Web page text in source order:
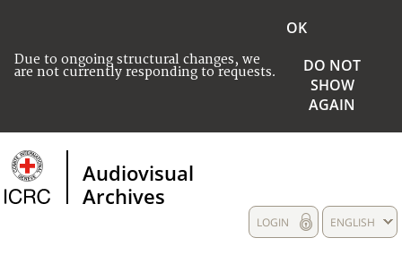
Due to ongoing structural changes, we
are not currently responding to requests.
OK
DO NOT
SHOW
AGAIN
Audiovisual
Archives
ENGLISH
LOGIN